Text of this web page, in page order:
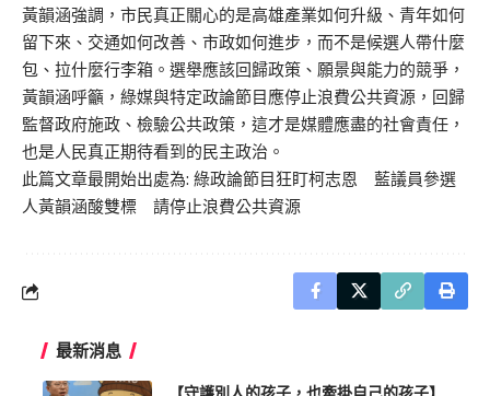
黃韻涵強調，市民真正關心的是高雄產業如何升級、青年如何
留下來、交通如何改善、市政如何進步，而不是候選人帶什麼
包、拉什麼行李箱。選舉應該回歸政策、願景與能力的競爭，
黃韻涵呼籲，綠媒與特定政論節目應停止浪費公共資源，回歸
監督政府施政、檢驗公共政策，這才是媒體應盡的社會責任，
也是人民真正期待看到的民主政治。
此篇文章最開始出處為: 綠政論節目狂盯柯志恩 藍議員參選
人黃韻涵酸雙標 請停止浪費公共資源
最新消息